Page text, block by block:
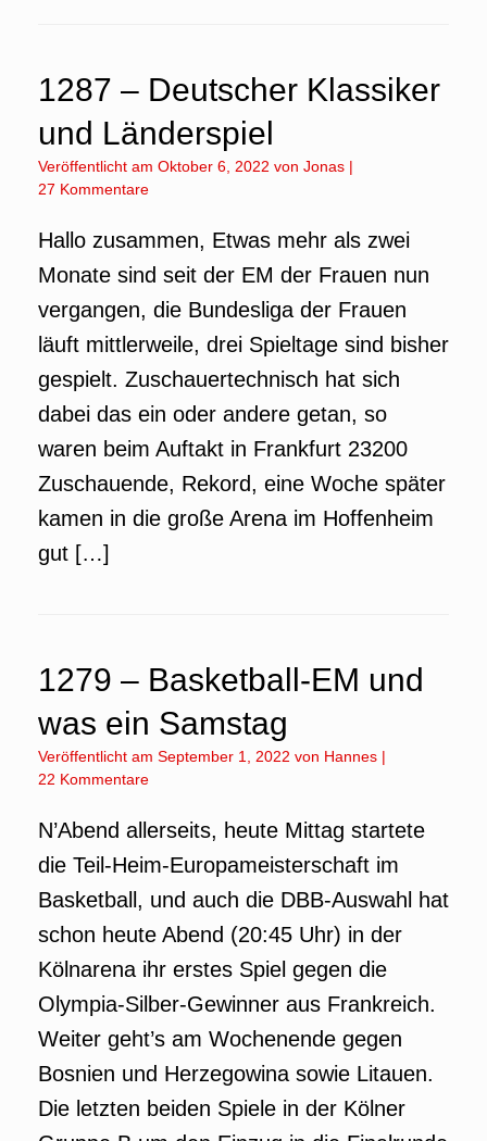
1287 – Deutscher Klassiker
und Länderspiel
Veröffentlicht am Oktober 6, 2022 von Jonas |
27 Kommentare
Hallo zusammen, Etwas mehr als zwei
Monate sind seit der EM der Frauen nun
vergangen, die Bundesliga der Frauen
läuft mittlerweile, drei Spieltage sind bisher
gespielt. Zuschauertechnisch hat sich
dabei das ein oder andere getan, so
waren beim Auftakt in Frankfurt 23200
Zuschauende, Rekord, eine Woche später
kamen in die große Arena im Hoffenheim
gut […]
1279 – Basketball-EM und
was ein Samstag
Veröffentlicht am September 1, 2022 von Hannes |
22 Kommentare
N’Abend allerseits, heute Mittag startete
die Teil-Heim-Europameisterschaft im
Basketball, und auch die DBB-Auswahl hat
schon heute Abend (20:45 Uhr) in der
Kölnarena ihr erstes Spiel gegen die
Olympia-Silber-Gewinner aus Frankreich.
Weiter geht’s am Wochenende gegen
Bosnien und Herzegowina sowie Litauen.
Die letzten beiden Spiele in der Kölner